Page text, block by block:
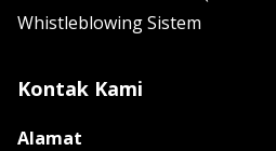
Whistleblowing Sistem
Kontak Kami
Alamat